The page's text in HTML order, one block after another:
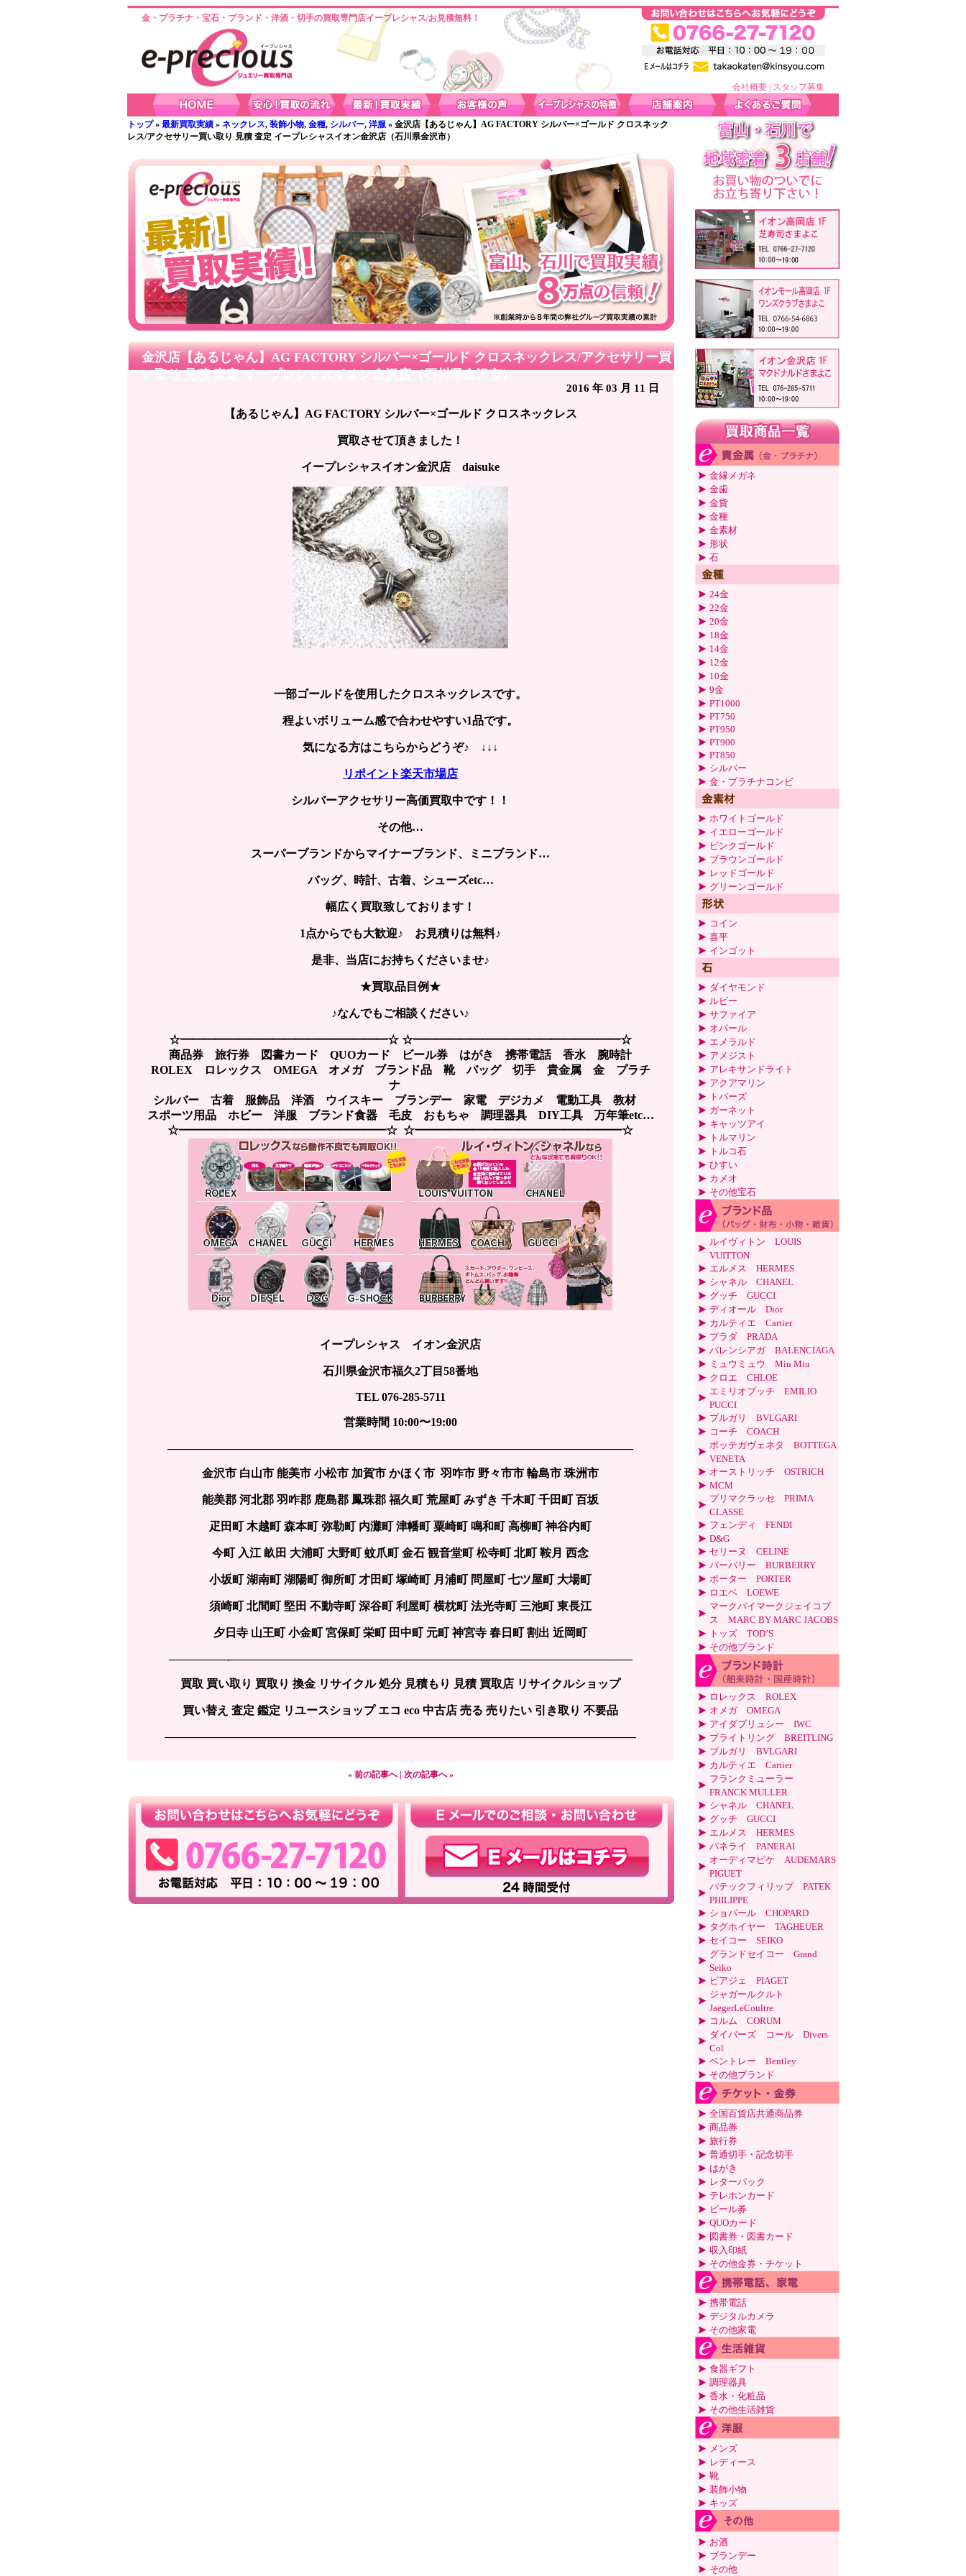
金・プラチナ・宝石・ブランド・洋酒・切手の買取専門店イープレシャス/お見積無料！
会社概要 スタッフ募集
トップ» 最新買取実績 » ネックレス, 装飾小物, 金種, シルバー, 洋服 » 金沢店【あるじゃん】AG FACTORY シルバー×ゴールド クロスネック
レス/アクセサリー買い取り 見積 査定 イープレシャスイオン金沢店（石川県金沢市）
金沢店【あるじゃん】AG FACTORY シルバー×ゴールド クロスネックレス/アクセサリー買
い取り 見積 査定 イープレシャスイオン金沢店（石川県金沢市）
2016 年 03 月 11 日
【あるじゃん】AG FACTORY シルバー×ゴールド クロスネックレス
買取させて頂きました！
イープレシャスイオン金沢店 daisuke
一部ゴールドを使用したクロスネックレスです。
程よいボリューム感で合わせやすい1品です。
気になる方はこちらからどうぞ♪ ↓↓↓
リポイント楽天市場店
シルバーアクセサリー高価買取中です！！
その他…
スーパーブランドからマイナーブランド、ミニブランド…
バッグ、時計、古着、シューズetc…
幅広く買取致しております！
1点からでも大歓迎♪ お見積りは無料♪
是非、当店にお持ちくださいませ♪
★買取品目例★
♪なんでもご相談ください♪
☆━━━━━━━━━━━━━━━━━━☆ ☆━━━━━━━━━━━━━━━━━━☆
商品券 旅行券 図書カード QUOカード ビール券 はがき 携帯電話 香水 腕時計
ROLEX ロレックス OMEGA オメガ ブランド品 靴 バッグ 切手 貴金属 金 プラチ
ナ
シルバー 古着 服飾品 洋酒 ウイスキー ブランデー 家電 デジカメ 電動工具 教材
スポーツ用品 ホビー 洋服 ブランド食器 毛皮 おもちゃ 調理器具 DIY工具 万年筆etc…
☆━━━━━━━━━━━━━━━━━━☆ ☆━━━━━━━━━━━━━━━━━━☆
イープレシャス イオン金沢店
石川県金沢市福久2丁目58番地
TEL 076-285-5711
営業時間 10:00〜19:00
————————————————————————————————————————–
金沢市 白山市 能美市 小松市 加賀市 かほく市 羽咋市 野々市市 輪島市 珠洲市
能美郡 河北郡 羽咋郡 鹿島郡 鳳珠郡 福久町 荒屋町 みずき 千木町 千田町 百坂
疋田町 木越町 森本町 弥勒町 内灘町 津幡町 粟崎町 鳴和町 高柳町 神谷内町
今町 入江 畝田 大浦町 大野町 蚊爪町 金石 観音堂町 松寺町 北町 鞍月 西念
小坂町 湖南町 湖陽町 御所町 才田町 塚崎町 月浦町 問屋町 七ツ屋町 大場町
須崎町 北間町 堅田 不動寺町 深谷町 利屋町 横枕町 法光寺町 三池町 東長江
夕日寺 山王町 小金町 宮保町 栄町 田中町 元町 神宮寺 春日町 割出 近岡町
—————-—————————————————————————————————–—–
買取 買い取り 買取り 換金 リサイクル 処分 見積もり 見積 買取店 リサイクルショップ
買い替え 査定 鑑定 リユースショップ エコ eco 中古店 売る 売りたい 引き取り 不要品
—————————————————————————————————————————
« 前の記事へ| 次の記事へ »
金縁メガネ
金歯
金貨
金種
金素材
形状
石
24金
22金
20金
18金
14金
12金
10金
9金
PT1000
PT750
PT950
PT900
PT850
シルバー
金・プラチナコンビ
ホワイトゴールド
イエローゴールド
ピンクゴールド
ブラウンゴールド
レッドゴールド
グリーンゴールド
コイン
喜平
インゴット
ダイヤモンド
ルビー
サファイア
オパール
エメラルド
アメジスト
アレキサンドライト
アクアマリン
トパーズ
ガーネット
キャッツアイ
トルマリン
トルコ石
ひすい
カメオ
その他宝石
ルイヴィトン LOUIS
VUITTON
エルメス HERMES
シャネル CHANEL
グッチ GUCCI
ディオール Dior
カルティエ Cartier
プラダ PRADA
バレンシアガ BALENCIAGA
ミュウミュウ Miu Miu
クロエ CHLOE
エミリオプッチ EMILIO
PUCCI
ブルガリ BVLGARI
コーチ COACH
ボッテガヴェネタ BOTTEGA
VENETA
オーストリッチ OSTRICH
MCM
プリマクラッセ PRIMA
CLASSE
フェンディ FENDI
D&G
セリーヌ CELINE
バーバリー BURBERRY
ポーター PORTER
ロエベ LOEWE
マークバイマークジェイコブ
ス MARC BY MARC JACOBS
トッズ TOD’S
その他ブランド
ロレックス ROLEX
オメガ OMEGA
アイダブリュシー IWC
ブライトリング BREITLING
ブルガリ BVLGARI
カルティエ Cartier
フランクミューラー
FRANCK MULLER
シャネル CHANEL
グッチ GUCCI
エルメス HERMES
パネライ PANERAI
オーディマピケ AUDEMARS
PIGUET
パテックフィリップ PATEK
PHILIPPE
ショパール CHOPARD
タグホイヤー TAGHEUER
セイコー SEIKO
グランドセイコー Grand
Seiko
ピアジェ PIAGET
ジャガールクルト
JaegerLeCoultre
コルム CORUM
ダイバーズ コール Divers
Col
ベントレー Bentley
その他ブランド
全国百貨店共通商品券
商品券
旅行券
普通切手・記念切手
はがき
レターパック
テレホンカード
ビール券
QUOカード
図書券・図書カード
収入印紙
その他金券・チケット
携帯電話
デジタルカメラ
その他家電
食器ギフト
調理器具
香水・化粧品
その他生活雑貨
メンズ
レディース
靴
装飾小物
キッズ
お酒
ブランデー
その他